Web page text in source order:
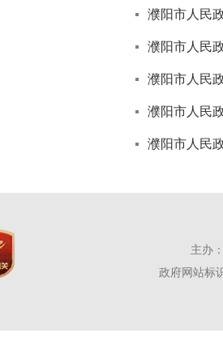
濮阳市人民
濮阳市人民
濮阳市人民
濮阳市人民
濮阳市人民
主办
政府网站标